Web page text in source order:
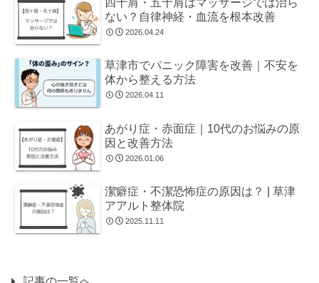
四十肩・五十肩はマッサージでは治ら
ない？自律神経・血流を根本改善
2026.04.24
草津市でパニック障害を改善｜不安を
体から整える方法
2026.04.11
あがり症・赤面症｜10代のお悩みの原
因と改善方法
2026.01.06
潔癖症・不潔恐怖症の原因は？ | 草津
アアルト整体院
2025.11.11